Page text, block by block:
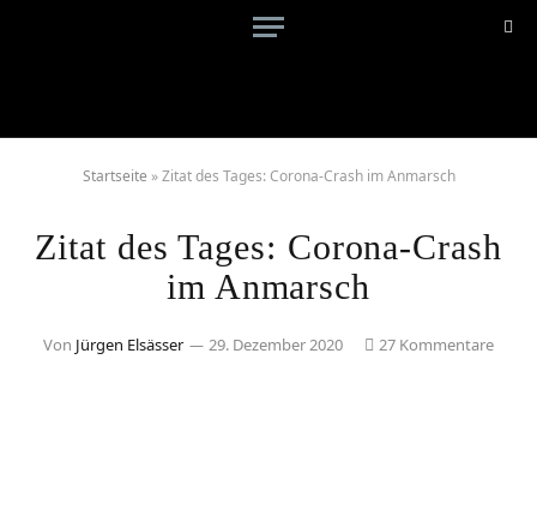
Startseite »Zitat des Tages: Corona-Crash im Anmarsch
Zitat des Tages: Corona-Crash
im Anmarsch
Von Jürgen Elsässer 29. Dezember 2020 27 Kommentare